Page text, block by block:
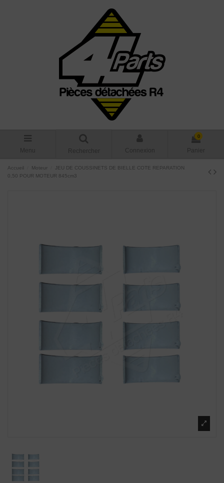
Menu Rechercher Connexion
0
Panier
Accueil Moteur
JEU DE COUSSINETS DE BIELLE COTE REPARATION
0,50 POUR MOTEUR 845cm3